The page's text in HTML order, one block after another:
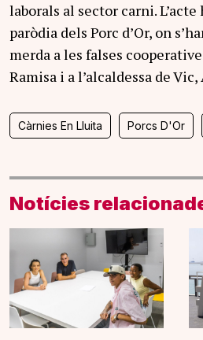
laborals al sector carni.
paròdia dels Porc d’Or, on
merda a les falses
Ramisa i a l’alcaldessa de Vic,
Càrnies En Lluita Porcs D'Or
Notícies